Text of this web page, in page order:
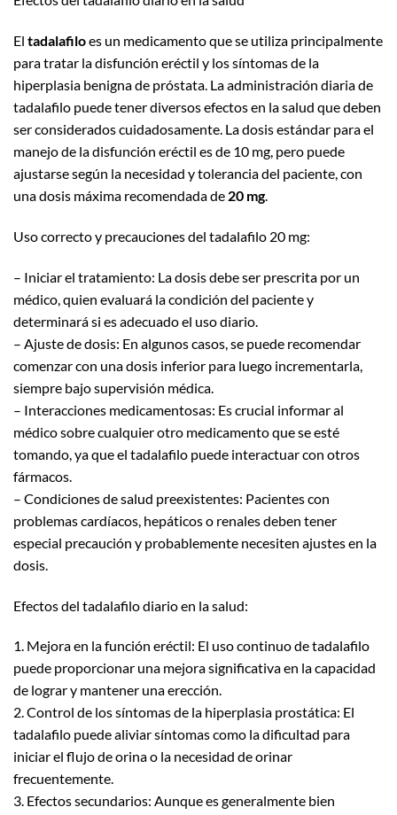
El tadalafiloes un medicamento que se utiliza principalmente
para tratar la disfunción eréctil y los síntomas de la
hiperplasia benigna de próstata. La administración diaria de
tadalafilo puede tener diversos efectos en la salud que deben
ser considerados cuidadosamente. La dosis estándar para el
manejo de la disfunción eréctil es de 10 mg, pero puede
ajustarse según la necesidad y tolerancia del paciente, con
una dosis máxima recomendada de 20 mg.
Uso correcto y precauciones del tadalafilo 20 mg:
– Iniciar el tratamiento: La dosis debe ser prescrita por un
médico, quien evaluará la condición del paciente y
determinará si es adecuado el uso diario.
– Ajuste de dosis: En algunos casos, se puede recomendar
comenzar con una dosis inferior para luego incrementarla,
siempre bajo supervisión médica.
– Interacciones medicamentosas: Es crucial informar al
médico sobre cualquier otro medicamento que se esté
tomando, ya que el tadalafilo puede interactuar con otros
fármacos.
– Condiciones de salud preexistentes: Pacientes con
problemas cardíacos, hepáticos o renales deben tener
especial precaución y probablemente necesiten ajustes en la
dosis.
Efectos del tadalafilo diario en la salud:
1. Mejora en la función eréctil: El uso continuo de tadalafilo
puede proporcionar una mejora significativa en la capacidad
de lograr y mantener una erección.
2. Control de los síntomas de la hiperplasia prostática: El
tadalafilo puede aliviar síntomas como la dificultad para
iniciar el flujo de orina o la necesidad de orinar
frecuentemente.
3. Efectos secundarios: Aunque es generalmente bien